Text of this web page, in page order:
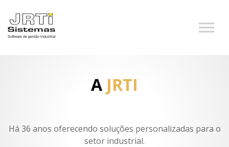
A JRTI
Há 36 anos oferecendo soluções personalizadas para o
setor industrial.